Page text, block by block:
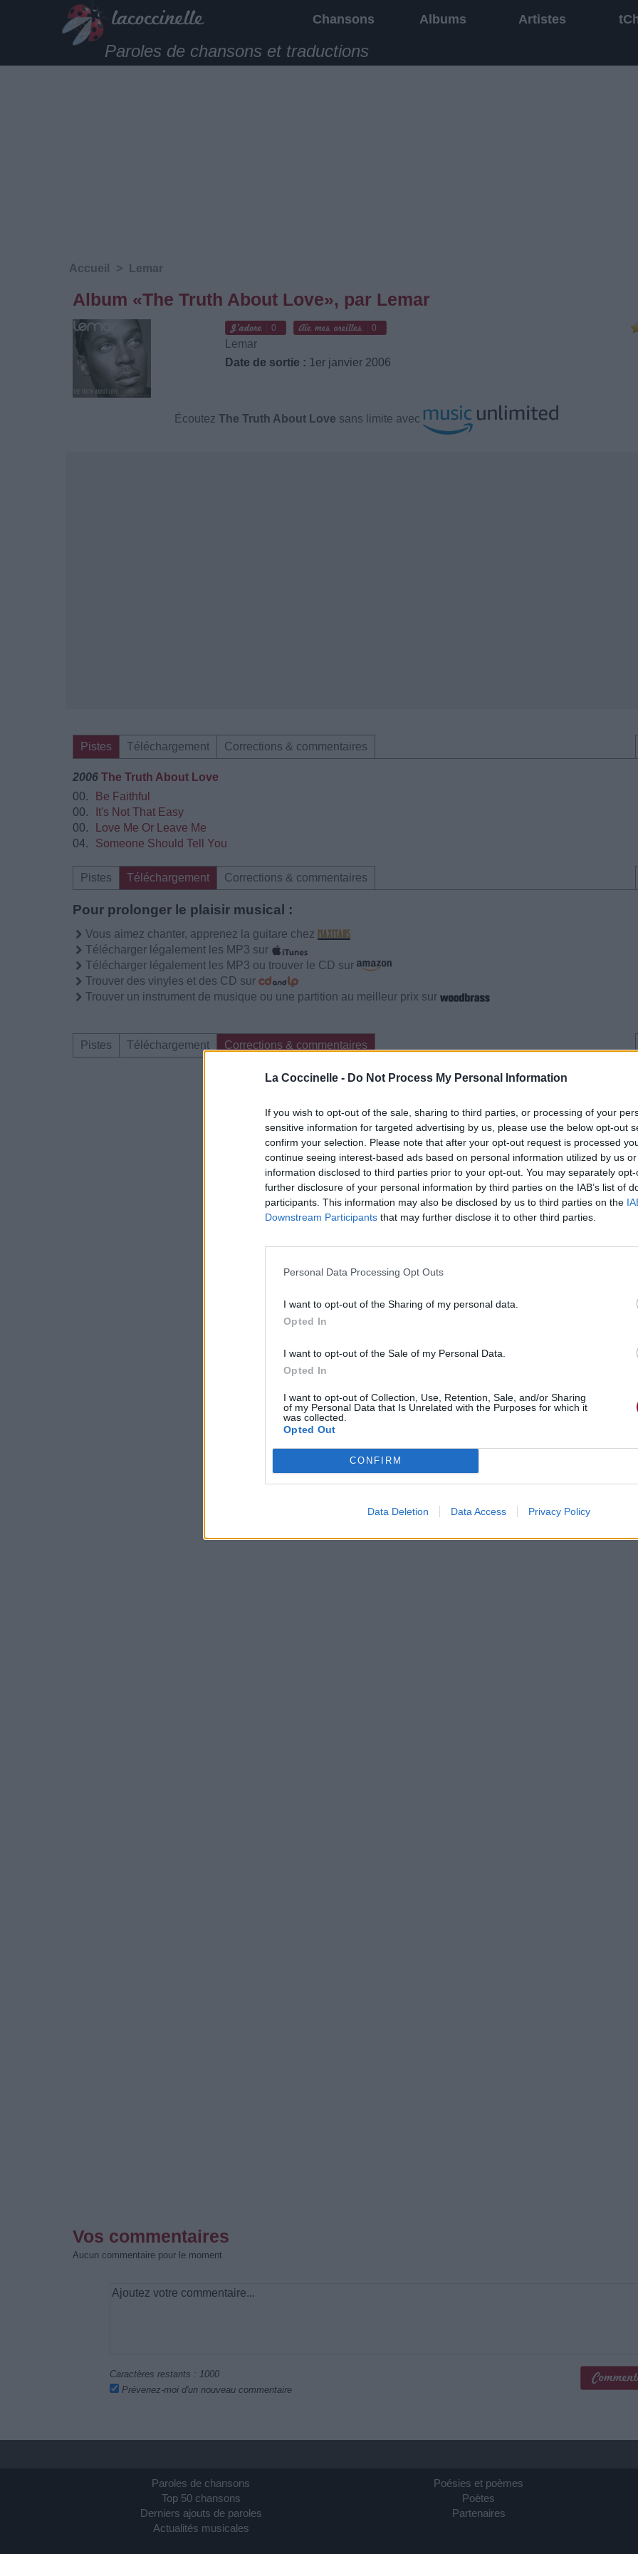
La Coccinelle - Do Not Process My Personal Information
If you wish to opt-out of the sale, sharing to third parties, or processing of your
sensitive information for targeted advertising by us, please use the below opt-out
confirm your selection. Please note that after your opt-out request is processed
continue seeing interest-based ads based on personal information utilized by us
information disclosed to third parties prior to your opt-out. You may separately
further disclosure of your personal information by third parties on the IAB’s list of
participants. This information may also be disclosed by us to third parties on the
Downstream Participants that may further disclose it to other third parties.
Personal Data Processing Opt Outs
I want to opt-out of the Sharing of my personal data.
Opted In
I want to opt-out of the Sale of my Personal Data.
Opted In
I want to opt-out of Collection, Use, Retention, Sale, and/or Sharing
of my Personal Data that Is Unrelated with the Purposes for which it
was collected.
Opted Out
CONFIRM
Data Deletion Data Access Privacy Policy
Chansons Albums Artistes
Paroles de chansons et traductions
Accueil > Lemar
Album «The Truth About Love», par Lemar
0 0
Lemar
Date de sortie : 1er janvier 2006
Écoutez The Truth About Love sans limite avec
Pistes Téléchargement Corrections & commentaires
2006 The Truth About Love
00.
Be Faithful
00.
It's Not That Easy
00.
Love Me Or Leave Me
04.
Someone Should Tell You
Pistes Téléchargement Corrections & commentaires
Pour prolonger le plaisir musical :
Vous aimez chanter, apprenez la guitare chez
Télécharger légalement les MP3 sur
Télécharger légalement les MP3 ou trouver le CD sur
Trouver des vinyles et des CD sur
Trouver un instrument de musique ou une partition au meilleur prix sur
Pistes Téléchargement Corrections & commentaires
Vos commentaires
Aucun commentaire pour le moment
Caractères restants : 1000
Prévenez-moi d'un nouveau commentaire
Paroles de chansons
Top 50 chansons
Derniers ajouts de paroles
Actualités musicales
Poésies et poèmes
Poètes
Partenaires